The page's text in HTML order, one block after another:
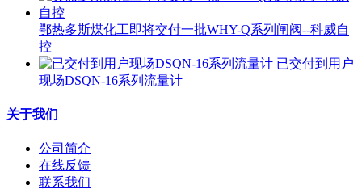
鄂热多斯煤化工即将交付一批WHY-Q系列闸阀--科威自
控
已交付到用户
现场DSQN-16系列流量计
关于我们
公司简介
在线反馈
联系我们